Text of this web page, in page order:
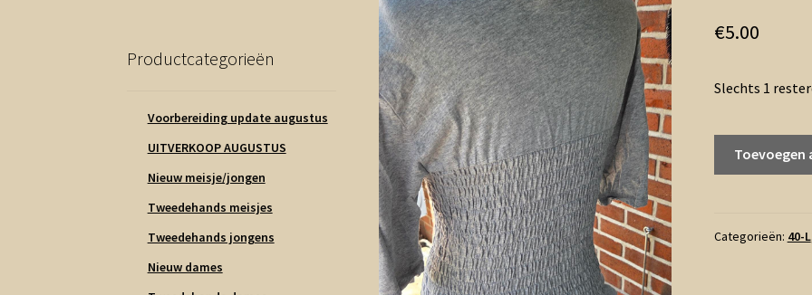
€5.00
Slechts 1
grijs
Toevoegen
Categorieën: 40-L
Productcategorieën
Voorbereiding update augustus
UITVERKOOP AUGUSTUS
Nieuw meisje/jongen
Tweedehands meisjes
Tweedehands jongens
Nieuw dames